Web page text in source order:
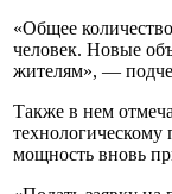
«Общее
человек. Новые
жителям», —
Также в нем
мощность вновь